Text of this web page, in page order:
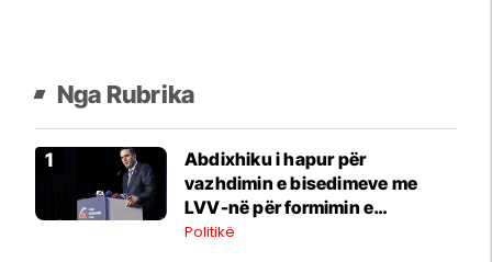
Nga Rubrika
Abdixhiku i hapur për
vazhdimin e bisedimeve me
LVV-në për formimin e
institucioneve
Politikë